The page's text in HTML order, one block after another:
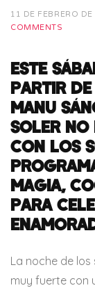
11 DE FEBRERO
COMMENTS
ESTE
PARTIR
MANU
SOLER
CON LOS
MAGIA,
PARA
La noche de
muy fuerte con